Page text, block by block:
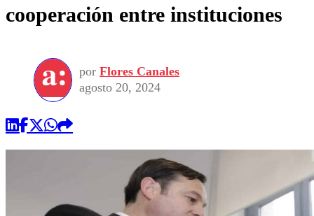
cooperación entre instituciones
por Flores Canales
agosto 20, 2024